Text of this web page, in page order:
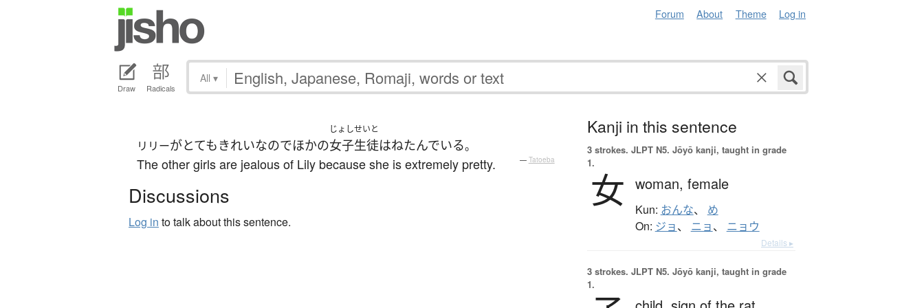
Forum About Theme Log in
Draw Radicals
All ▾
リリーがとても きれいなのでほかの
じょし
女子
せいと
生徒はねたんでいる。
The other girls are jealous of Lily because she is extremely pretty. — Tatoeba
Discussions
Log in to talk about this sentence.
Kanji in this sentence
3 strokes. JLPT N5. Jōyō kanji, taught in grade
1.
女 woman, female
Kun: おんな、 め
On: ジョ、 ニョ、 ニョウ
Details ▸
3 strokes. JLPT N5. Jōyō kanji, taught in grade
1.